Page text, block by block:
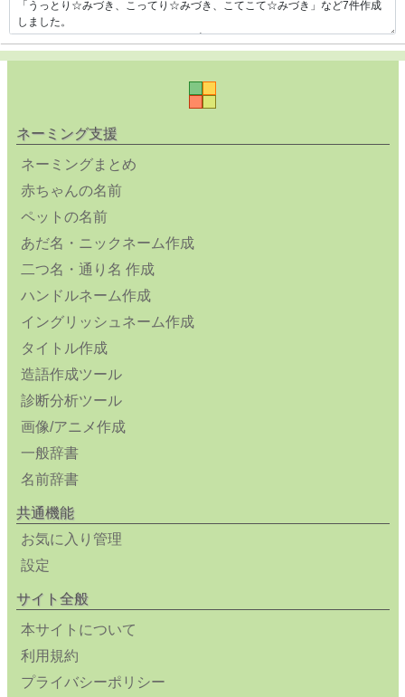
ネーミング支援
ネーミングまとめ
赤ちゃんの名前
ペットの名前
あだ名・ニックネーム作成
二つ名・通り名 作成
ハンドルネーム作成
イングリッシュネーム作成
タイトル作成
造語作成ツール
診断分析ツール
画像/アニメ作成
一般辞書
名前辞書
共通機能
お気に入り管理
設定
サイト全般
本サイトについて
利用規約
プライバシーポリシー